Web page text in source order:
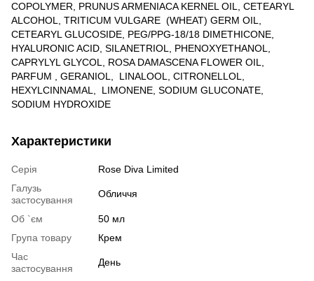
COPOLYMER, PRUNUS ARMENIACA KERNEL OIL, CETEARYL
ALCOHOL, TRITICUM VULGARE (WHEAT) GERM OIL,
CETEARYL GLUCOSIDE, PEG/PPG-18/18 DIMETHICONE,
HYALURONIC ACID, SILANETRIOL, PHENOXYETHANOL,
CAPRYLYL GLYCOL, ROSA DAMASCENA FLOWER OIL,
PARFUM , GERANIOL, LINALOOL, CITRONELLOL,
HEXYLCINNAMAL, LIMONENE, SODIUM GLUCONATE,
SODIUM HYDROXIDE
Характеристики
Серія
Rose Diva Limited
Галузь
застосування
Обличчя
Об `єм
50 мл
Група товару
Крем
Час
застосування
День